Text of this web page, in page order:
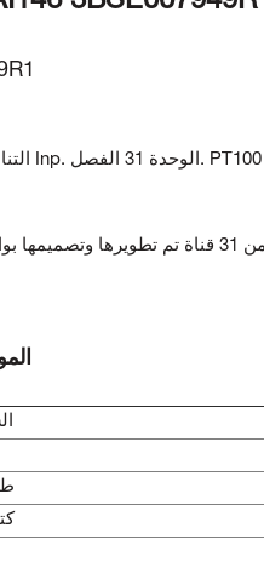
DSAI 146 التناظرية Inp. الوحدة 31 الفصل. PT100